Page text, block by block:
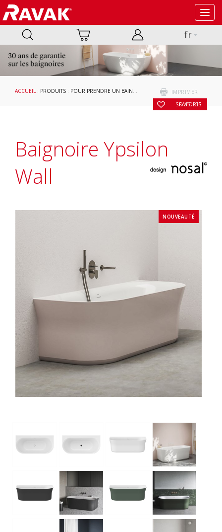
fr
IMPRIMER
SOUS LES FAVORIS
ACCUEIL : PRODUITS : POUR PRENDRE UN BAIN BAIGNOIRES :BAIGNOIRES
Baignoire Ypsilon
Wall
NOUVEAUTÉ